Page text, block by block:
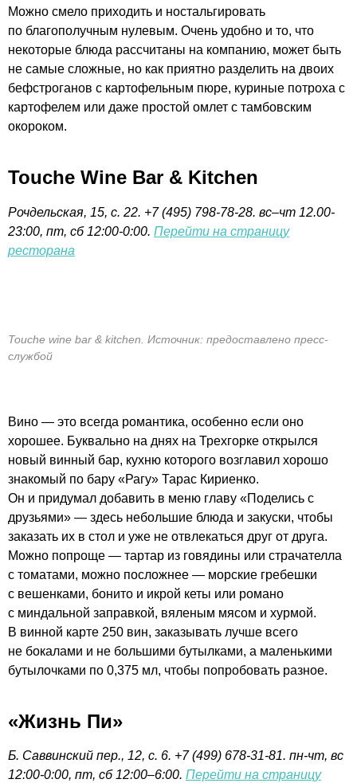
Можно смело приходить и ностальгировать
по благополучным нулевым. Очень удобно и то, что
некоторые блюда рассчитаны на компанию, может быть
не самые сложные, но как приятно разделить на двоих
бефстроганов с картофельным пюре, куриные потроха с
картофелем или даже простой омлет с тамбовским
окороком.
Touche Wine Bar & Kitchen
Рочдельская, 15, с. 22. +7 (495) 798-78-28. вс–чт 12.00-
23:00, пт, сб12:00-0:00. Перейти на страницу
ресторана
Touche wine bar & kitchen. Источник: предоставлено пресс-
службой
Вино — это всегда романтика, особенно если оно
хорошее. Буквально на днях на Трехгорке открылся
новый винный бар, кухню которого возглавил хорошо
знакомый по бару «Рагу» Тарас Кириенко.
Он и придумал добавить в меню главу «Поделись с
друзьями» — здесь небольшие блюда и закуски, чтобы
заказать их в стол и уже не отвлекаться друг от друга.
Можно попроще — тартар из говядины или страчателла
с томатами, можно посложнее — морские гребешки
с вешенками, бонито и икрой кеты или романо
с миндальной заправкой, вяленым мясом и хурмой.
В винной карте 250 вин, заказывать лучше всего
не бокалами и не большими бутылками, а маленькими
бутылочками по 0,375 мл, чтобы попробовать разное.
«Жизнь Пи»
Б. Саввинский пер., 12, с. 6. +7 (499) 678-31-81. пн-чт, вс
12:00-0:00, пт, сб12:00–6:00. Перейти на страницу